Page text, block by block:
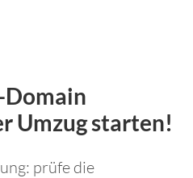
Umzug starten!
prüfe die